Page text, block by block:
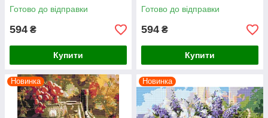
Готово до відправки
594 ₴
Купити
Готово до відправки
594 ₴
Купити
Новинка Новинка